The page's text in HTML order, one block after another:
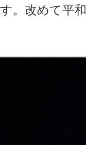
。改めて平